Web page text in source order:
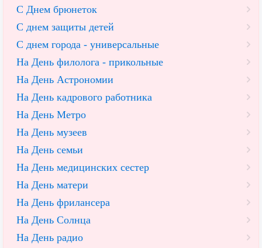
С Днем брюнеток
С днем защиты детей
С днем города - универсальные
На День филолога - прикольные
На День Астрономии
На День кадрового работника
На День Метро
На День музеев
На День семьи
На День медицинских сестер
На День матери
На День фрилансера
На День Солнца
На День радио